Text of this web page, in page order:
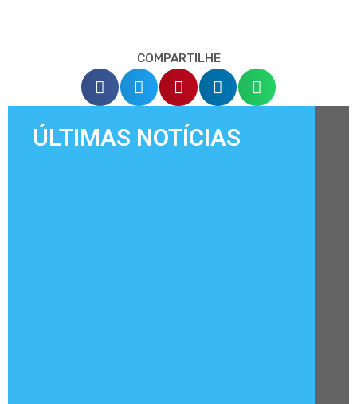
COMPARTILHE
ÚLTIMAS NOTÍCIAS